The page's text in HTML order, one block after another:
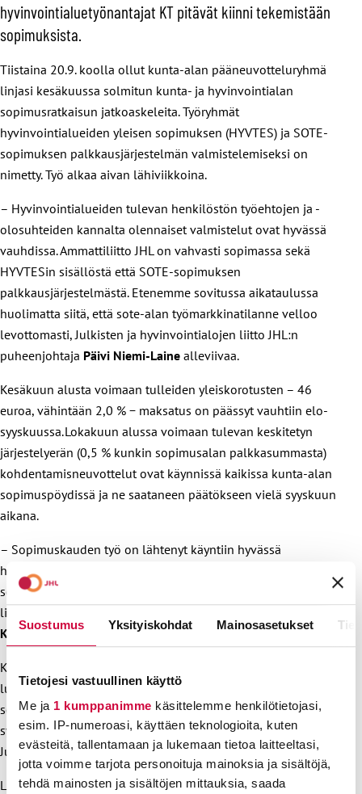
Suostumus Yksityiskohdat Mainosasetukset
Tietojesi vastuullinen käyttö
Me ja 1 kumppanimme käsittelemme henkilötietojasi,
esim. IP-numeroasi, käyttäen teknologioita, kuten
evästeitä, tallentamaan ja lukemaan tietoa laitteeltasi,
jotta voimme tarjota personoituja mainoksia ja sisältöjä,
tehdä mainosten ja sisältöjen mittauksia, saada
hyvinvointialuetyönantajat KT pitävät kiinni tekemistään
sopimuksista.
Tiistaina 20.9. koolla ollut kunta-alan pääneuvotteluryhmä
linjasi kesäkuussa solmitun kunta- ja hyvinvointialan
sopimusratkaisun jatkoaskeleita. Työryhmät
hyvinvointialueiden yleisen sopimuksen (HYVTES) ja SOTE-
sopimuksen palkkausjärjestelmän valmistelemiseksi on
nimetty. Työ alkaa aivan lähiviikkoina.
– Hyvinvointialueiden tulevan henkilöstön työehtojen ja -
olosuhteiden kannalta olennaiset valmistelut ovat hyvässä
vauhdissa. Ammattiliitto JHL on vahvasti sopimassa sekä
HYVTESin sisällöstä että SOTE-sopimuksen
palkkausjärjestelmästä. Etenemme sovitussa aikataulussa
huolimatta siitä, että sote-alan työmarkkinatilanne velloo
levottomasti, Julkisten ja hyvinvointialojen liitto JHL:n
puheenjohtaja Päivi Niemi-Laine alleviivaa.
Kesäkuun alusta voimaan tulleiden yleiskorotusten – 46
euroa, vähintään 2,0 % − maksatus on päässyt vauhtiin elo-
syyskuussa. Lokakuun alussa voimaan tulevan keskitetyn
järjestelyerän (0,5 % kunkin sopimusalan palkkasummasta)
kohdentamisneuvottelut ovat käynnissä kaikissa kunta-alan
sopimuspöydissä ja ne saataneen päätökseen vielä syyskuun
aikana.
– Sopimuskauden työ on lähtenyt käyntiin hyvässä
hengessä ja rivakalla otteella. Olemme tyytyväisiä siitä, että
sopimus on alkanut näkyä palkankorotuksina jäsenille ja
lisäähän tulee jo lokakuussa, toteaa JHL:n neuvottelujohtaja
Kristian Karrasch
Karrasch lisää, että hyvinvointialueiden
luottamusmiessopimustenneuvottelut
sopimusten yhtenäistämisneuvottelut käydään vielä tänä
syksynä. Palkansaajapuolella neuvottelijoita ovat JAUn ja
Jukon hyvinvointialuekohtaiset neuvottelijat.
Lisätietoja: